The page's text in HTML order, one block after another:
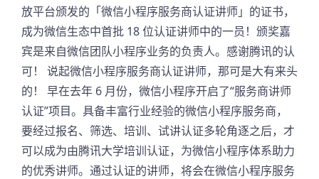
放平台颁发的「微信小程序服务商认证讲师」的证书，
成为微信生态中首批 18 位认证讲师中的一员！颁奖嘉
宾是来自微信团队小程序业务的负责人。感谢腾讯的认
可！ 说起微信小程序服务商认证讲师，那可是大有来头
的！ 早在去年 6 月份，微信小程序开启了“服务商讲师
认证”项目。具备丰富行业经验的微信小程序服务商，
要经过报名、筛选、培训、试讲认证多轮角逐之后，才
可以成为由腾讯大学培训认证，为微信小程序体系助力
的优秀讲师。通过认证的讲师，将会在微信小程序服务